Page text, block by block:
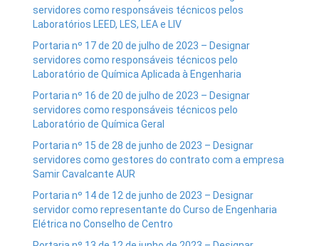
servidores como responsáveis técnicos pelos
Laboratórios LEED, LES, LEA e LIV
Portaria nº 17 de 20 de julho de 2023 – Designar
servidores como responsáveis técnicos pelo
Laboratório de Química Aplicada à Engenharia
Portaria nº 16 de 20 de julho de 2023 – Designar
servidores como responsáveis técnicos pelo
Laboratório de Química Geral
Portaria nº 15 de 28 de junho de 2023 – Designar
servidores como gestores do contrato com a empresa
Samir Cavalcante AUR
Portaria nº 14 de 12 de junho de 2023 – Designar
servidor como representante do Curso de Engenharia
Elétrica no Conselho de Centro